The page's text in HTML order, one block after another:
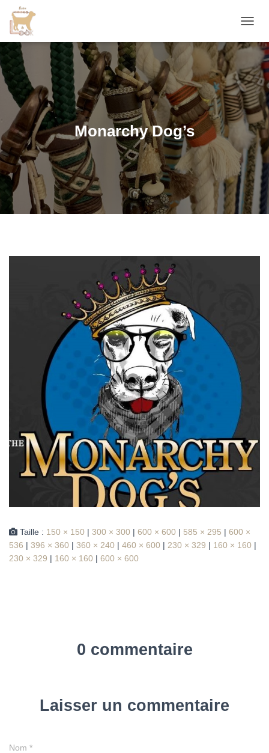
É
I
E
R
L
A
N
A
V
G
A
T
I
Monarchy Dog’s
Taille : 150 × 150 | 300 × 300 | 600 × 600 | 585 × 295 | 600 ×
536 | 396 × 360 | 360 × 240 | 460 × 600 | 230 × 329 | 160 × 160 |
230 × 329 | 160 × 160 | 600 × 600
0 commentaire
Laisser un commentaire
Nom *